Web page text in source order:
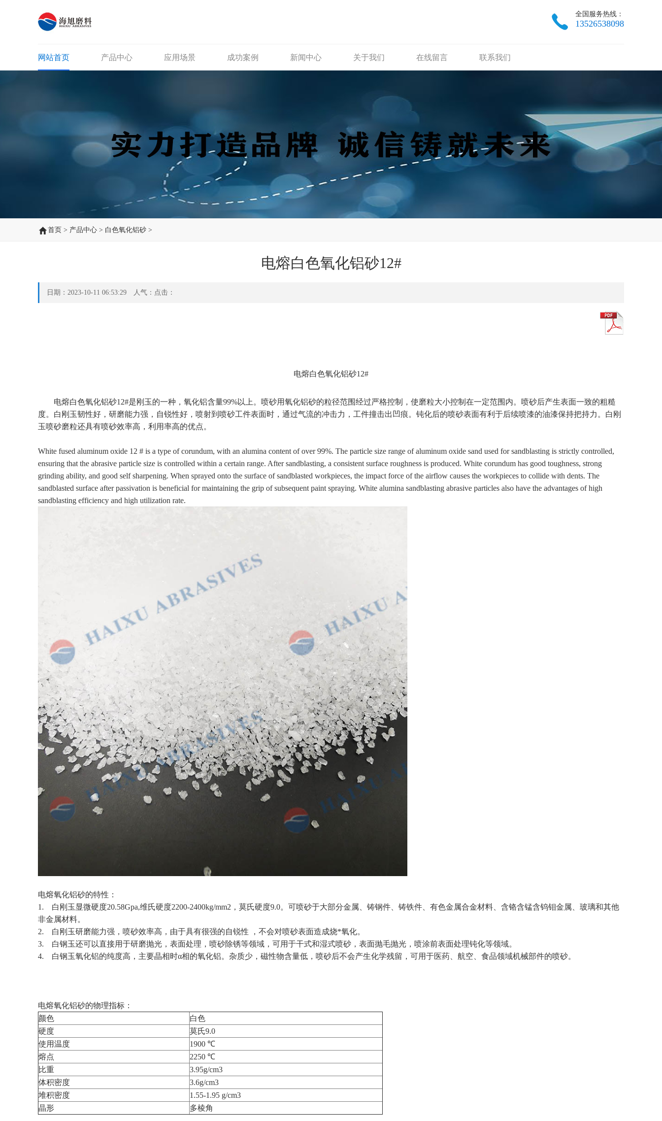
全国服务热线：
13526538098
网站首页 产品中心 应用场景 成功案例 新闻中心 关于我们 在线留言 联系我们
首页 > 产品中心 > 白色氧化铝砂 >
电熔白色氧化铝砂12#
日期：2023-10-11 06:53:29 人气：点击：
电熔白色氧化铝砂12#
电熔白色氧化铝砂12#是刚玉的一种，氧化铝含量99%以上。喷砂用氧化铝砂的粒径范围经过严格控制，使磨粒大小控制在一定范围内。喷砂后产生表面一致的粗糙
度。白刚玉韧性好，研磨能力强，自锐性好，喷射到喷砂工件表面时，通过气流的冲击力，工件撞击出凹痕。钝化后的喷砂表面有利于后续喷漆的油漆保持把持力。白刚
玉喷砂磨粒还具有喷砂效率高，利用率高的优点。
White fused aluminum oxide 12 # is a type of corundum, with an alumina content of over 99%. The particle size range of aluminum oxide sand used for sandblasting is strictly controlled,
ensuring that the abrasive particle size is controlled within a certain range. After sandblasting, a consistent surface roughness is produced. White corundum has good toughness, strong
grinding ability, and good self sharpening. When sprayed onto the surface of sandblasted workpieces, the impact force of the airflow causes the workpieces to collide with dents. The
sandblasted surface after passivation is beneficial for maintaining the grip of subsequent paint spraying. White alumina sandblasting abrasive particles also have the advantages of high
sandblasting efficiency and high utilization rate.
电熔氧化铝砂的特性：
1. 白刚玉显微硬度20.58Gpa,维氏硬度2200-2400kg/mm2，莫氏硬度9.0。可喷砂于大部分金属、铸钢件、铸铁件、有色金属合金材料、含铬含锰含钨钼金属、玻璃和其他
非金属材料。
2. 白刚玉研磨能力强，喷砂效率高，由于具有很强的自锐性 ，不会对喷砂表面造成烧*氧化。
3. 白钢玉还可以直接用于研磨抛光，表面处理，喷砂除锈等领域，可用于干式和湿式喷砂，表面抛毛抛光，喷涂前表面处理钝化等领域。
4. 白钢玉氧化铝的纯度高，主要晶相时α相的氧化铝。杂质少，磁性物含量低，喷砂后不会产生化学残留，可用于医药、航空、食品领域机械部件的喷砂。
电熔氧化铝砂的物理指标：
颜色
白色
硬度
莫氏9.0
使用温度
1900 ℃
熔点
2250 ℃
比重
3.95g/cm3
体积密度
3.6g/cm3
堆积密度
1.55-1.95 g/cm3
晶形
多棱角